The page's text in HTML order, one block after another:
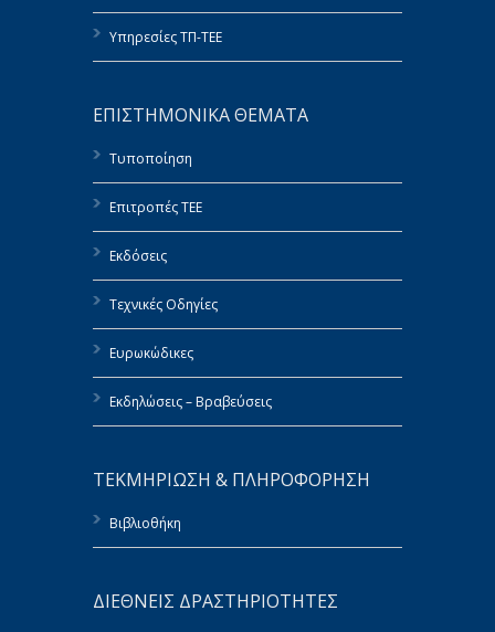
Υπηρεσίες ΤΠ-ΤΕΕ
ΕΠΙΣΤΗΜΟΝΙΚΑ ΘΕΜΑΤΑ
Τυποποίηση
Επιτροπές ΤΕΕ
Εκδόσεις
Τεχνικές Οδηγίες
Ευρωκώδικες
Εκδηλώσεις – Βραβεύσεις
ΤΕΚΜΗΡΙΩΣΗ & ΠΛΗΡΟΦΟΡΗΣΗ
Βιβλιοθήκη
ΔΙΕΘΝΕΙΣ ΔΡΑΣΤΗΡΙΟΤΗΤΕΣ